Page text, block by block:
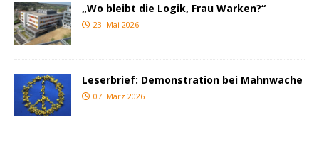
„Wo bleibt die Logik, Frau Warken?“
23. Mai 2026
Leserbrief: Demonstration bei Mahnwache
07. März 2026